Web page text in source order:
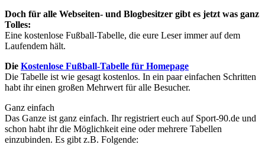
Doch für alle Webseiten- und Blogbesitzer gibt es jetzt was ganz
Tolles:
Eine kostenlose Fußball-Tabelle, die eure Leser immer auf dem
Laufendem hält.
Die Kostenlose Fußball-Tabelle für Homepage
Die Tabelle ist wie gesagt kostenlos. In ein paar einfachen Schritten
habt ihr einen großen Mehrwert für alle Besucher.
Ganz einfach
Das Ganze ist ganz einfach. Ihr registriert euch auf Sport-90.de und
schon habt ihr die Möglichkeit eine oder mehrere Tabellen
einzubinden. Es gibt z.B. Folgende: